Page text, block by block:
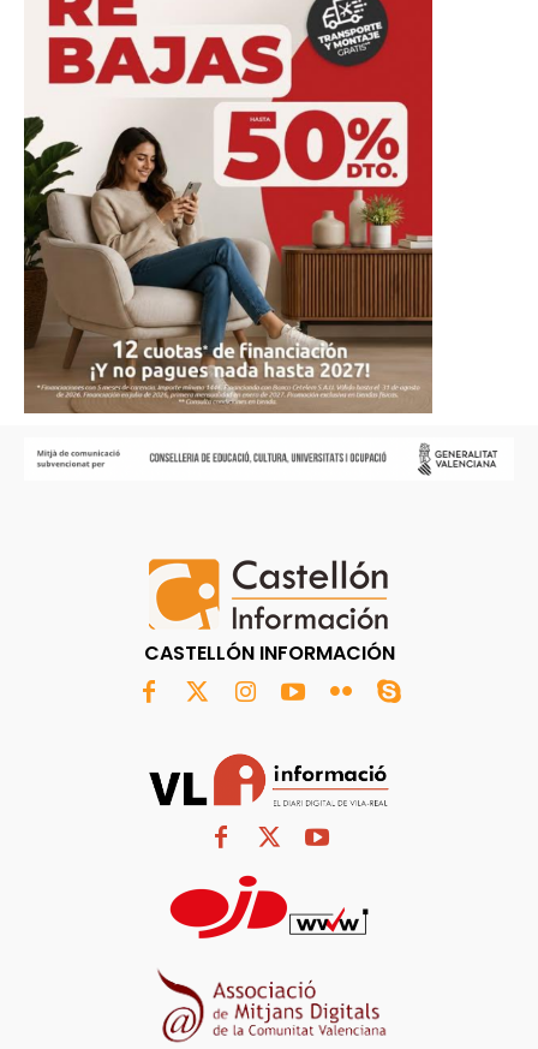
CASTELLÓN INFORMACIÓN